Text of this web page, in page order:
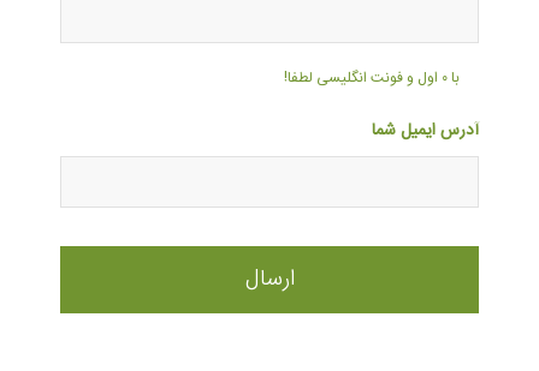
با ۰ اول و فونت انگلیسی لطفا!
آدرس ایمیل شما